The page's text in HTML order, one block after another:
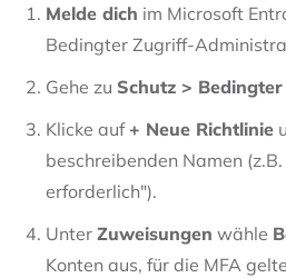
Melde dich im Microsoft
Bedingter Zugriff-
Gehe zu Schutz >
Klicke auf + Neue Richtlinie
beschreibenden Namen
erforderlich").
Unter Zuweisungen wähle
Konten aus, für die MFA